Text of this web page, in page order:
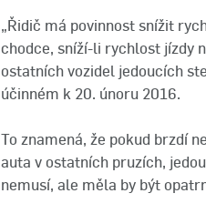
„Řidič má povinnost snížit
chodce, sníží-li rychlost jízdy
ostatních vozidel jedoucích
účinném k 20. únoru 2016.
To znamená, že pokud brzdí
auta v ostatních pruzích,
nemusí, ale měla by být